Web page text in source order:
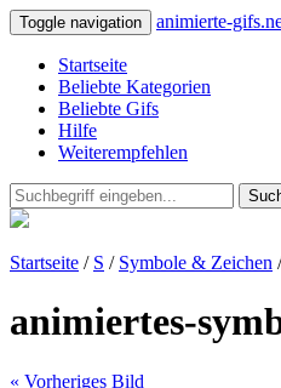
Toggle navigation animierte-
Startseite
Beliebte Kategorien
Beliebte Gifs
Hilfe
Weiterempfehlen
Startseite / S / Symbole & Zeichen
animiertes-
« Vorheriges Bild